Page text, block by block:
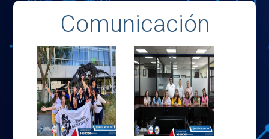
Comunicación